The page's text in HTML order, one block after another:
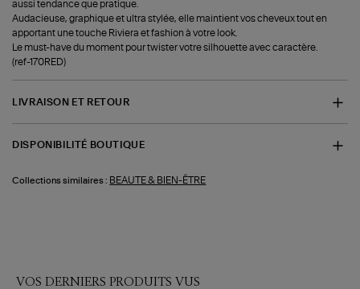
aussi tendance que pratique.
Audacieuse, graphique et ultra stylée, elle maintient vos cheveux tout en
apportant une touche Riviera et fashion à votre look.
Le must-have du moment pour twister votre silhouette avec caractère.
(ref-170RED)
LIVRAISON ET RETOUR
DISPONIBILITÉ BOUTIQUE
Collections similaires : BEAUTE & BIEN-ÊTRE
VOS DERNIERS PRODUITS VUS